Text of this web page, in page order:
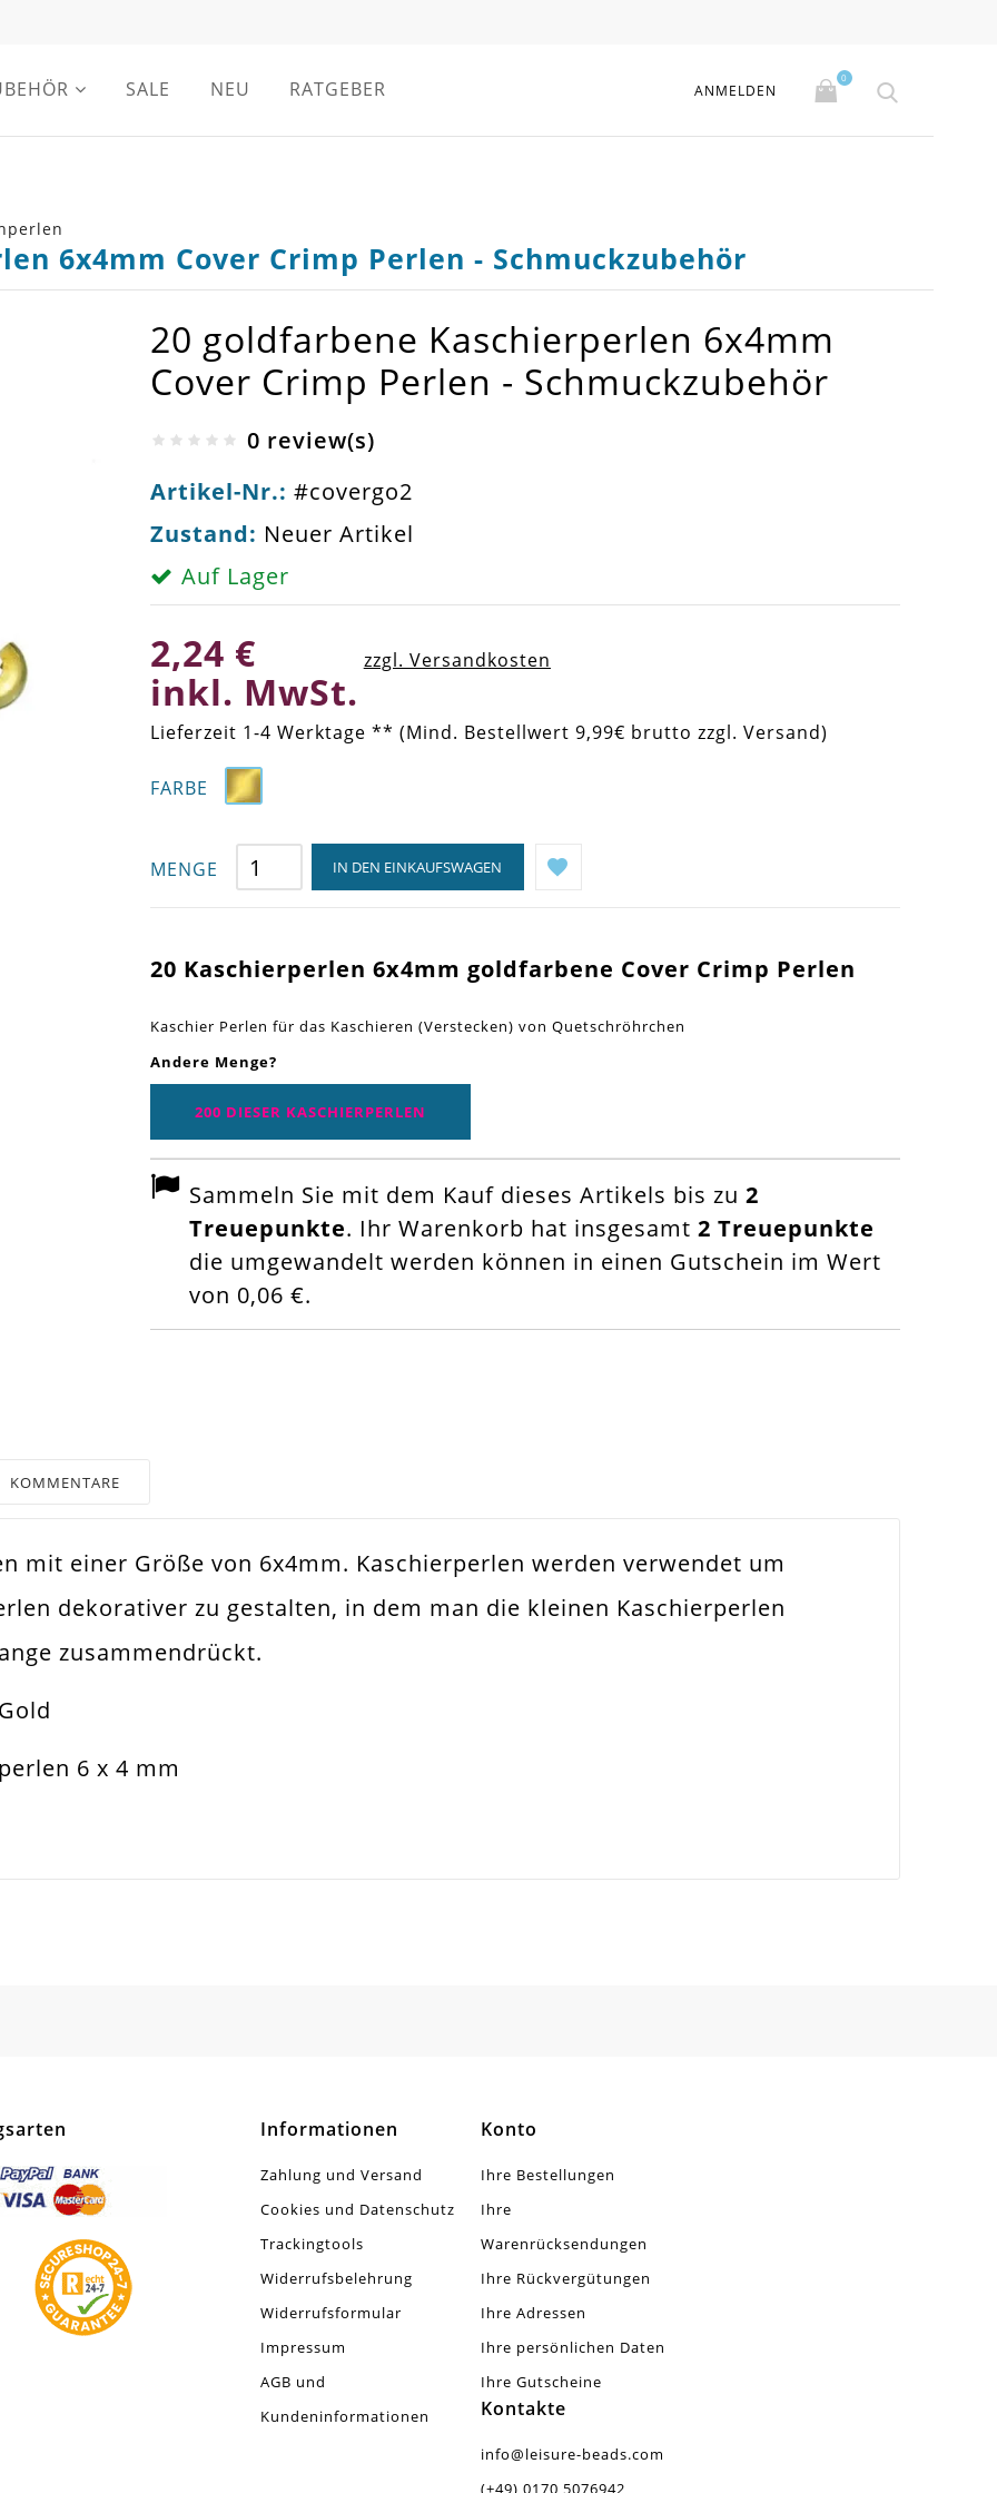
SALE NEU RATGEBER ANMELDEN
0
6x4mm Cover Crimp Perlen - Schmuckzubehör
20 goldfarbene Kaschierperlen 6x4mm
Cover Crimp Perlen - Schmuckzubehör
0 review(s)
Artikel-Nr.: #covergo2
Zustand: Neuer Artikel
Auf Lager
2,24 €
inkl. MwSt.
zzgl. Versandkosten
Lieferzeit 1-4 Werktage ** (Mind. Bestellwert 9,99€ brutto zzgl. Versand)
FARBE
MENGE IN DEN EINKAUFSWAGEN
20 Kaschierperlen 6x4mm goldfarbene Cover Crimp Perlen
Kaschier Perlen für das Kaschieren (Verstecken) von Quetschröhrchen
Andere Menge?
200 DIESER KASCHIERPERLEN
Sammeln Sie mit dem Kauf dieses Artikels bis zu 2
Treuepunkte. Ihr Warenkorb hat insgesamt 2 Treuepunkte
die umgewandelt werden können in einen Gutschein im Wert
von 0,06 €.
KOMMENTARE
mit einer Größe von 6x4mm. Kaschierperlen werden verwendet um
dekorativer zu gestalten, in dem man die kleinen Kaschierperlen
zusammendrückt.
6 x 4 mm
Informationen
Zahlung und Versand
Cookies und Datenschutz
Trackingtools
Widerrufsbelehrung
Widerrufsformular
Impressum
AGB und
Kundeninformationen
Konto
Ihre Bestellungen
Ihre
Warenrücksendungen
Ihre Rückvergütungen
Ihre Adressen
Ihre persönlichen Daten
Ihre Gutscheine
Kontakte
info@leisure-beads.com
(+49) 0170 5076942